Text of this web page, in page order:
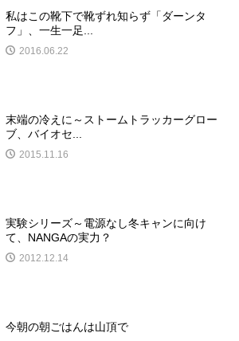
私はこの靴下で靴ずれ知らず「ダーンタ
フ」、一生一足...
2016.06.22
末端の冷えに～ストームトラッカーグロー
ブ、バイオセ...
2015.11.16
実験シリーズ～電源なし冬キャンに向け
て、NANGAの実力？
2012.12.14
今朝の朝ごはんは山頂で